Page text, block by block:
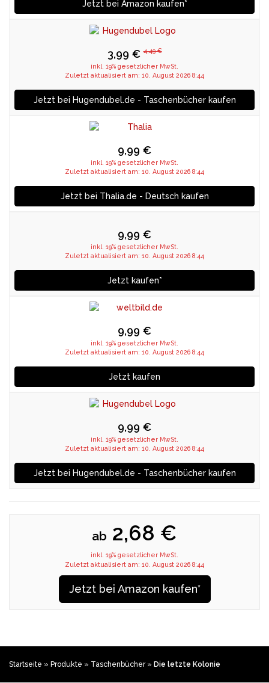
Jetzt bei Amazon kaufen*
3,99 €4,49 €
inkl. 19% gesetzlicher MwSt.
Zuletzt aktualisiert am: 10. August 2026 8:44
Jetzt bei Hugendubel.de - Taschenbücher kaufen
9,99 €
inkl. 19% gesetzlicher MwSt.
Zuletzt aktualisiert am: 10. August 2026 8:44
Jetzt bei Thalia.de - Deutsch kaufen
9,99 €
inkl. 19% gesetzlicher MwSt.
Zuletzt aktualisiert am: 10. August 2026 8:44
Jetzt kaufen*
9,99 €
inkl. 19% gesetzlicher MwSt.
Zuletzt aktualisiert am: 10. August 2026 8:44
Jetzt kaufen
9,99 €
inkl. 19% gesetzlicher MwSt.
Zuletzt aktualisiert am: 10. August 2026 8:44
Jetzt bei Hugendubel.de - Taschenbücher kaufen
ab 2,68 €
inkl. 19% gesetzlicher MwSt.
Zuletzt aktualisiert am: 10. August 2026 8:44
Jetzt bei Amazon kaufen*
Startseite » Produkte » Taschenbücher» Die letzte Kolonie